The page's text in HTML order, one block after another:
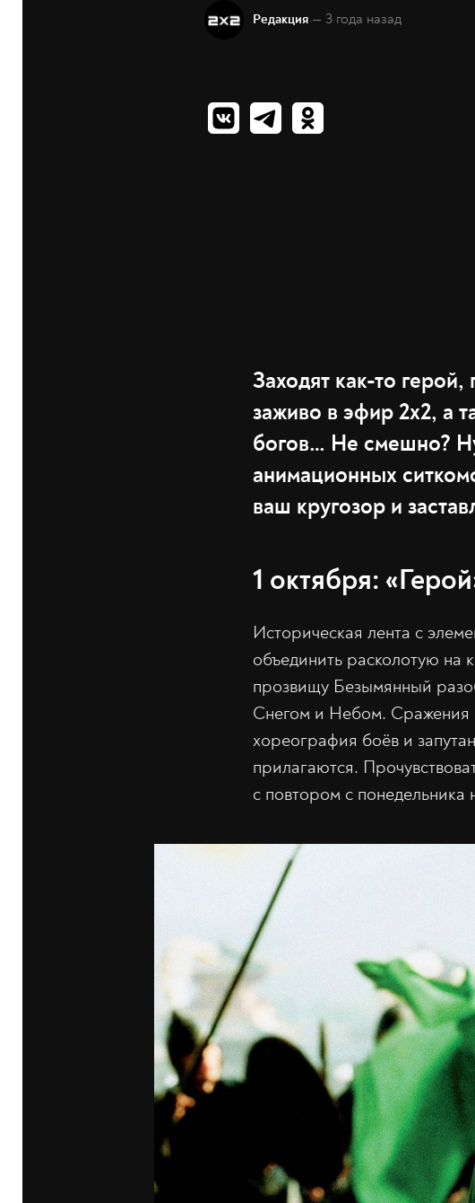
Редакция — 3 года назад
Заходят как-то
заживо в эфир 2x2, а
богов… Не смешно?
анимационных
ваш кругозор и
1 октября:
Историческая лента с
объединить расколотую на
прозвищу Безымянный
Снегом и Небом. Сражения
хореография боёв и
прилагаются.
с повтором с понедельника